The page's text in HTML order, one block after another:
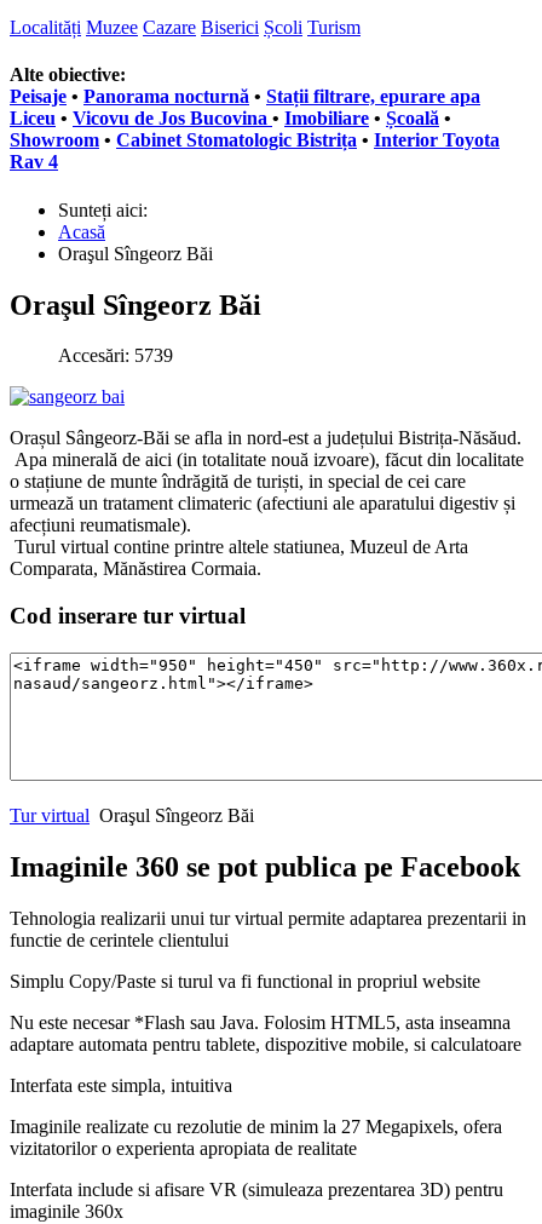
Localități Muzee Cazare Biserici Școli Turism
Alte obiective:
Peisaje • Panorama nocturnă • Stații filtrare, epurare apa
Liceu • Vicovu de Jos Bucovina • Imobiliare • Școală •
Showroom • Cabinet Stomatologic Bistrița • Interior Toyota
Rav 4
Sunteți aici:
Acasă
Oraşul Sîngeorz Băi
Oraşul Sîngeorz Băi
Accesări: 5739
Orașul Sângeorz-Băi se afla in nord-est a județului Bistrița-Năsăud.
Apa minerală de aici (in totalitate nouă izvoare), făcut din localitate
o stațiune de munte îndrăgită de turiști, in special de cei care
urmează un tratament climateric (afectiuni ale aparatului digestiv și
afecțiuni reumatismale).
Turul virtual contine printre altele statiunea, Muzeul de Arta
Comparata, Mănăstirea Cormaia.
Cod inserare tur virtual
Tur virtual Oraşul Sîngeorz Băi
Imaginile 360 se pot publica pe Facebook
Tehnologia realizarii unui tur virtual permite adaptarea prezentarii in
functie de cerintele clientului
Simplu Copy/Paste si turul va fi functional in propriul website
Nu este necesar *Flash sau Java. Folosim HTML5, asta inseamna
adaptare automata pentru tablete, dispozitive mobile, si calculatoare
Interfata este simpla, intuitiva
Imaginile realizate cu rezolutie de minim la 27 Megapixels, ofera
vizitatorilor o experienta apropiata de realitate
Interfata include si afisare VR (simuleaza prezentarea 3D) pentru
imaginile 360x